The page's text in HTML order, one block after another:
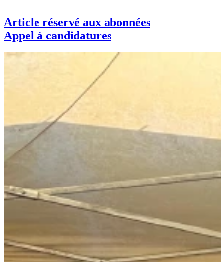
Article réservé aux abonnées
Appel à candidatures